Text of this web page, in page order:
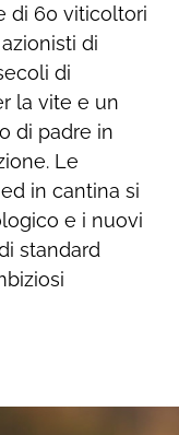
di 60 viticoltori
di
di
la vite e un
di padre in
Le
in cantina si
e i nuovi
standard